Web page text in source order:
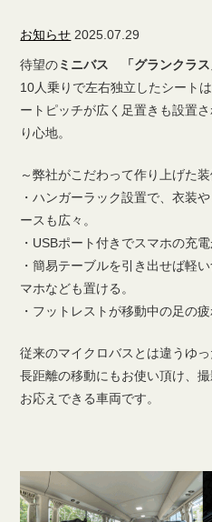
お知らせ 2025.07.29
待望のミニバス 「グランクラス
10人乗りで左右独立したシート
ートピッチが広く足置きも設置
り心地。
～弊社がこだわって作り上げた装
・ハンガーラック設置で、衣装
ースも広々。
・USBポート付きでスマホの充電
・簡易テーブルを引き出せば軽
マホなども置ける。
・フットレストが移動中の足の疲
従来のマイクロバスとは違うゆ
長距離の移動にもお使い頂け、
お応えできる車両です。